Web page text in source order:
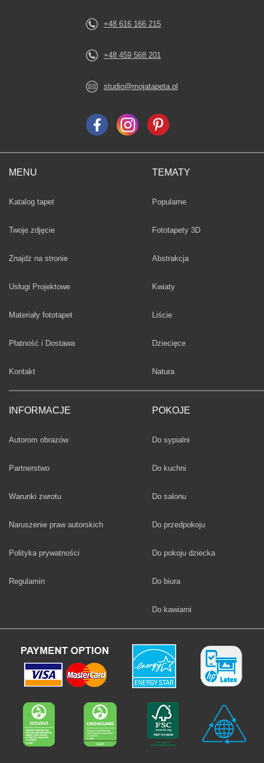
MENU
Katalog tapet
Twoje zdjęcie
Znajdż na stronie
Usługi Projektowe
Materiały fototapet
Płatność i Dostawa
Kontakt
INFORMACJE
Autorom obrazów
Partnerstwo
Warunki zwrotu
Naruszenie praw autorskich
Polityka prywatności
Regulamin
TEMATY
Fototapety
Popularne
Fototapety 3D
Fototapety
Abstrakcja
Fototapety
Kwiaty
Fototapety
Liście
Fototapety
Dziecięce
Fototapety
Natura
POKOJE
Fototapety
Do sypialni
Fototapety
Do kuchni
Fototapety
Do salonu
Fototapety
Do przedpokoju
Fototapety
Do pokoju dziecka
Fototapety
Do biura
Fototapety
Do kawiarni
+48 616 166 215
+48 459 568 201
studio@mojatapeta.pl